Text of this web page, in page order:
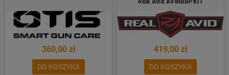
360,00 zł
DO KOSZYKA
419,00 zł
DO KOSZYKA